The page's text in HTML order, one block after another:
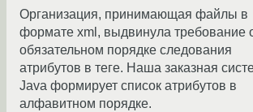
Организация, принимающая файлы в
формате xml, выдвинула требование
обязательном порядке следования
атрибутов в теге. Наша заказная
Java формирует список атрибутов в
алфавитном порядке.